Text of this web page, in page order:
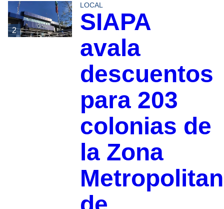
2
LOCAL
SIAPA
avala
descuentos
para 203
colonias de
la Zona